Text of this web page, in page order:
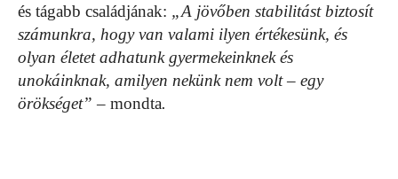
és tágabb családjának: „A jövőben stabilitást biztosít
számunkra, hogy van valami ilyen értékesünk, és
olyan életet adhatunk gyermekeinknek és
unokáinknak, amilyen nekünk nem volt – egy
örökséget” – mondta.